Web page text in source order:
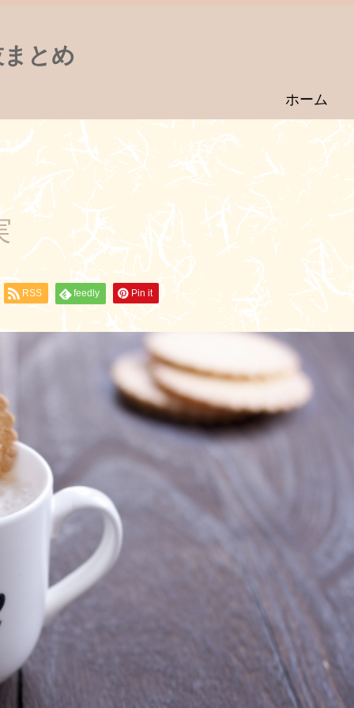
とめ
ホーム
RSS feedly Pin it